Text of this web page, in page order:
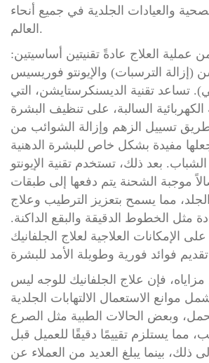
والعيادات الجلدية في جميع أنحاء
العالم.
عملية العلاج عادةً تقنيتين أساسيتين:
(إزالة الترسبات) والإيونتو فوريسيس
تساعد تقنية الديسنكرستايشن، التي
السالبة، على تنظيف البشرة
تسييل الزهم وإزالة الشوائب من
مفيدة بشكل خاص للبشرة الدهنية
بعد ذلك، تستخدم تقنية الإيونتو
موجبة الشحنة يتم دفعها إلى طبقات
مما يسمح بتعزيز الترطيب وعلاج
مثل الخطوط الدقيقة والبقع الداكنة.
الإمكانات العلاجية لعلاج الجلفانيك
فإن علاج الجلفانيك للوجه ليس
موانع الاستعمال الالتهابات الجلدية
وبعض الحالات الطبية مثل الصرع
مما يستلزم تقييمًا دقيقًا للعميل قبل
ذلك، بينما يبلغ العديد من العملاء عن